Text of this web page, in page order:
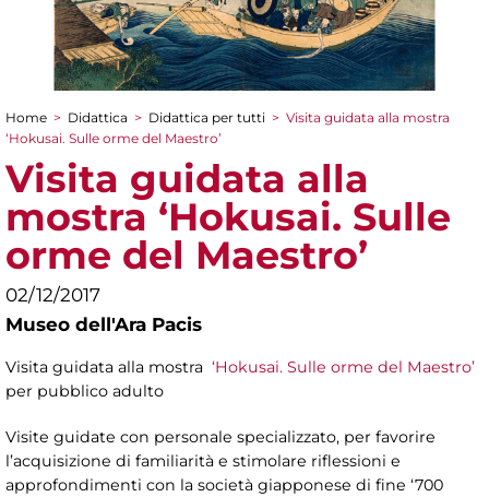
Tu sei qui
Home > Didattica > Didattica per tutti > Visita guidata alla mostra
‘Hokusai. Sulle orme del Maestro’
Visita guidata alla
mostra ‘Hokusai. Sulle
orme del Maestro’
02/12/2017
Museo dell'Ara Pacis
Visita guidata alla mostra ‘Hokusai. Sulle orme del Maestro’
per pubblico adulto
Visite guidate con personale specializzato, per favorire
l’acquisizione di familiarità e stimolare riflessioni e
approfondimenti con la società giapponese di fine ‘700